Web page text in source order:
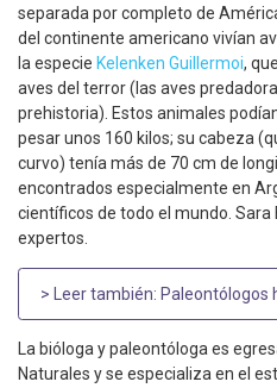
separada por completo de
del continente americano vivían
la especie Kelenken Guillermoi,
aves del terror (las aves
prehistoria). Estos animales
pesar unos 160 kilos; su cabeza
curvo) tenía más de 70 cm de
encontrados especialmente en
científicos de todo el mundo.
expertos.
> Leer también: Paleontólogos
La bióloga y paleontóloga es
Naturales y se especializa en el